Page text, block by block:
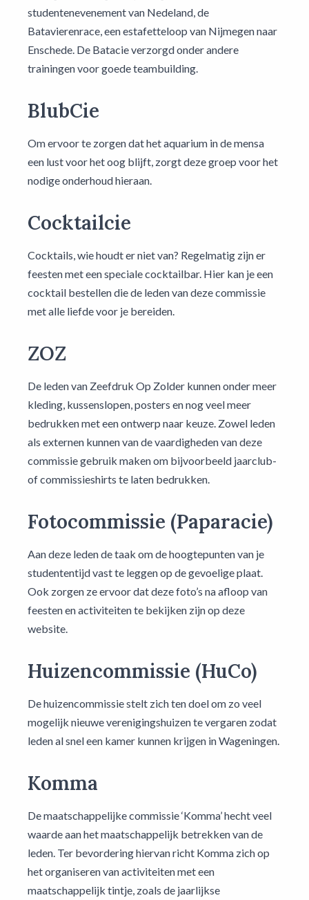
studentenevenement van Nedeland, de
Batavierenrace, een estafetteloop van Nijmegen naar
Enschede. De Batacie verzorgd onder andere
trainingen voor goede teambuilding.
BlubCie
Om ervoor te zorgen dat het aquarium in de mensa
een lust voor het oog blijft, zorgt deze groep voor het
nodige onderhoud hieraan.
Cocktailcie
Cocktails, wie houdt er niet van? Regelmatig zijn er
feesten met een speciale cocktailbar. Hier kan je een
cocktail bestellen die de leden van deze commissie
met alle liefde voor je bereiden.
ZOZ
De leden van Zeefdruk Op Zolder kunnen onder meer
kleding, kussenslopen, posters en nog veel meer
bedrukken met een ontwerp naar keuze. Zowel leden
als externen kunnen van de vaardigheden van deze
commissie gebruik maken om bijvoorbeeld jaarclub-
of commissieshirts te laten bedrukken.
Fotocommissie (Paparacie)
Aan deze leden de taak om de hoogtepunten van je
studententijd vast te leggen op de gevoelige plaat.
Ook zorgen ze ervoor dat deze foto’s na afloop van
feesten en activiteiten te bekijken zijn op deze
website.
Huizencommissie (HuCo)
De huizencommissie stelt zich ten doel om zo veel
mogelijk nieuwe verenigingshuizen te vergaren zodat
leden al snel een kamer kunnen krijgen in Wageningen.
Komma
De maatschappelijke commissie ‘Komma’ hecht veel
waarde aan het maatschappelijk betrekken van de
leden. Ter bevordering hiervan richt Komma zich op
het organiseren van activiteiten met een
maatschappelijk tintje, zoals de jaarlijkse